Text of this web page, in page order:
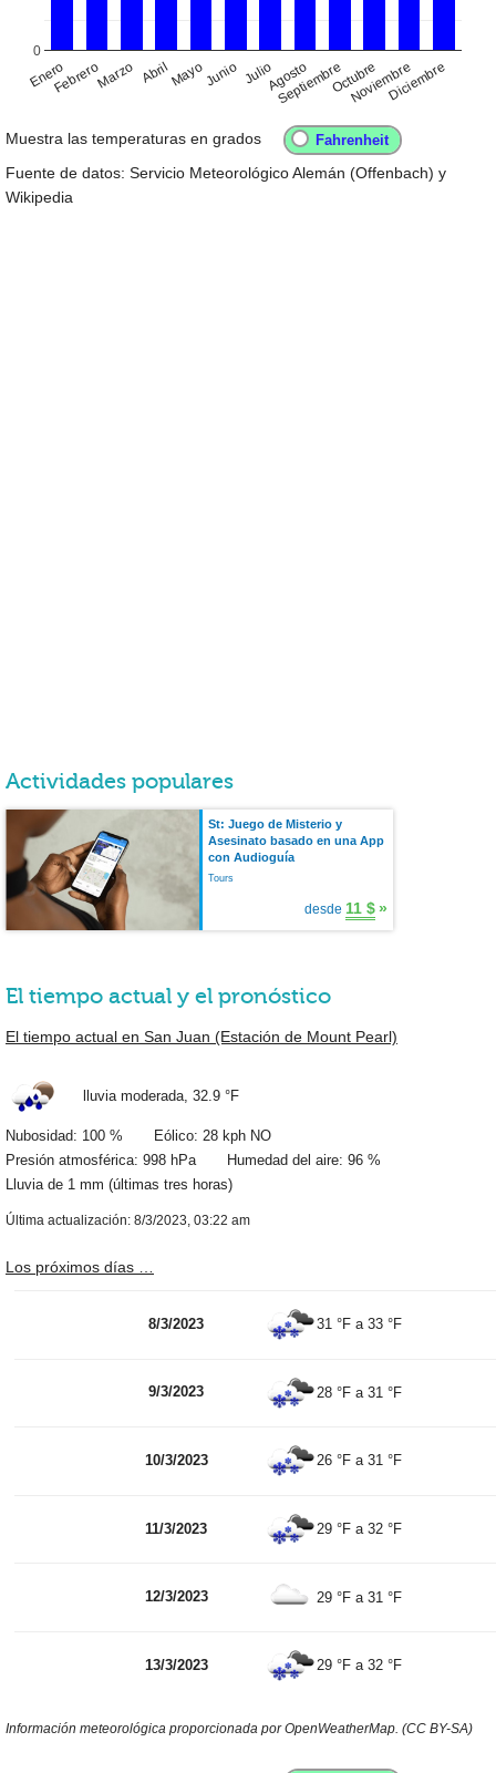
EneroFebreroMarzo AbrilMayoJunio JulioAgosto
SeptiembreOctubre
NoviembreDiciembre
0
Muestra las temperaturas en grados
Fuente de datos: Servicio Meteorológico Alemán (Offenbach) y
Wikipedia
Actividades populares
St: Juego de Misterio y
Asesinato basado en una App
con Audioguía
Tours
desde 11 $»
El tiempo actual y el pronóstico
El tiempo actual en San Juan (Estación de Mount Pearl)
lluvia moderada, 32.9 °F
Nubosidad: 100 % Eólico: 28 kph NO
Presión atmosférica: 998 hPa Humedad del aire: 96 %
Lluvia de 1 mm (últimas tres horas)
Última actualización: 8/3/2023, 03:22 am
Los próximos días …
8/3/2023 31 °F a33 °F
9/3/2023 28 °F a31 °F
10/3/2023 26 °F a31 °F
11/3/2023 29 °F a32 °F
12/3/2023 29 °F a31 °F
13/3/2023 29 °F a32 °F
Información meteorológica proporcionada por OpenWeatherMap. (CC BY-SA)